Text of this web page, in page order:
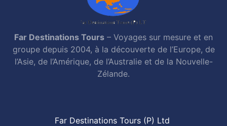
Far Destinations Tours – Voyages sur mesure et en
groupe depuis 2004, à la découverte de l’Europe, de
l’Asie, de l’Amérique, de l’Australie et de la Nouvelle-
Zélande.
Far Destinations Tours (P) Ltd